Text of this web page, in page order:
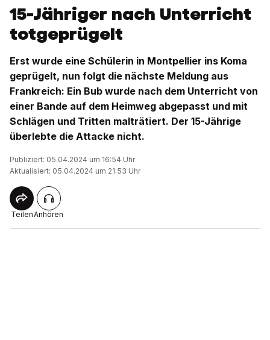
15-Jähriger nach Unterricht
totgeprügelt
Erst wurde eine Schülerin in Montpellier ins Koma
geprügelt, nun folgt die nächste Meldung aus
Frankreich: Ein Bub wurde nach dem Unterricht von
einer Bande auf dem Heimweg abgepasst und mit
Schlägen und Tritten malträtiert. Der 15-Jährige
überlebte die Attacke nicht.
Publiziert: 05.04.2024 um 16:54 Uhr
Aktualisiert: 05.04.2024 um 21:53 Uhr
TeilenAnhören